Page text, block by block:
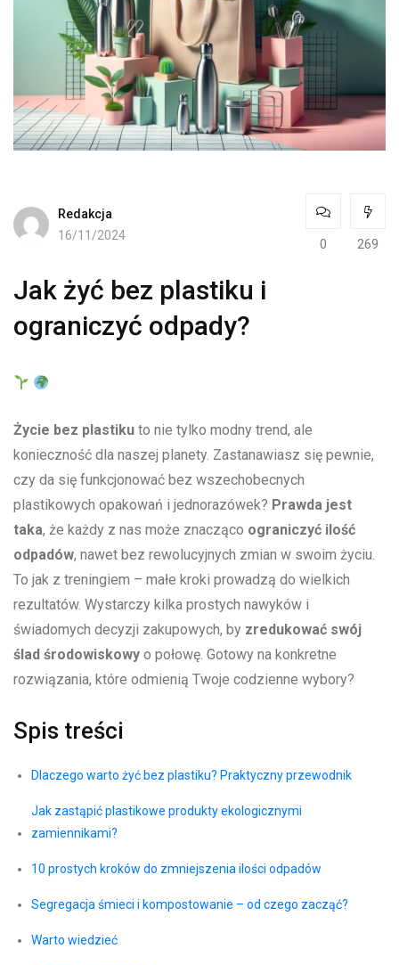
Redakcja
16/11/2024
0 269
Jak żyć bez plastiku i
ograniczyć odpady?
Życie ⁤bez ​plastiku to nie ‍tylko modny‌ trend, ale
konieczność dla naszej⁢ planety. ‍Zastanawiasz się pewnie,
czy ​da się‌ funkcjonować bez⁣ wszechobecnych
plastikowych opakowań i jednorazówek? Prawda​ jest
taka, że każdy z nas⁢ może ​znacząco ograniczyć ilość
odpadów, nawet bez rewolucyjnych zmian⁣ w swoim życiu. ​
To jak z ⁢treningiem – małe kroki‌ prowadzą do wielkich
rezultatów.​ Wystarczy kilka prostych nawyków i
świadomych decyzji zakupowych, ⁤by zredukować swój
ślad⁢ środowiskowy o połowę. Gotowy⁤ na konkretne
rozwiązania, które odmienią Twoje codzienne wybory?
Spis treści
Dlaczego warto żyć bez⁤ plastiku? Praktyczny przewodnik
Jak zastąpić plastikowe produkty ekologicznymi ​
zamiennikami?
10 prostych kroków do⁤ zmniejszenia ⁤ilości ​odpadów
Segregacja śmieci i kompostowanie – od czego zacząć?
Warto wiedzieć